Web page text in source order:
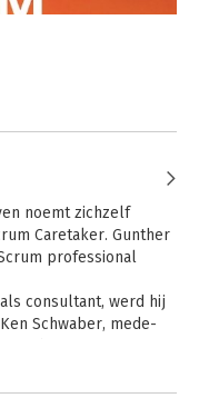
noemt zichzelf
Caretaker. Gunther
professional
Schwaber, mede-
2016).